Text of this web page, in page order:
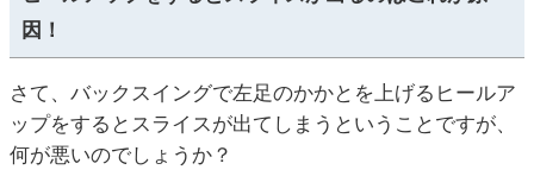
因！
さて、バックスイングで左足のかかとを上げるヒールア
ップをするとスライスが出てしまうということですが、
何が悪いのでしょうか？